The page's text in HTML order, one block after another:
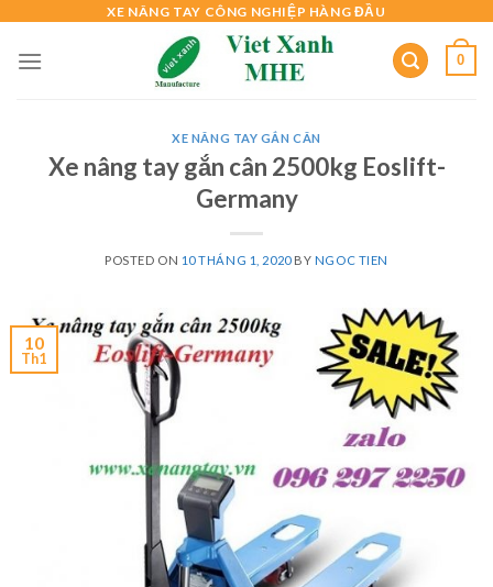
content
XE NÂNG TAY CÔNG NGHIỆP HÀNG ĐẦU
0
XE NÂNG TAY GẮN CÂN
Xe nâng tay gắn cân 2500kg Eoslift-
Germany
POSTED ON 10 THÁNG 1, 2020BY NGOC TIEN
10
Th1